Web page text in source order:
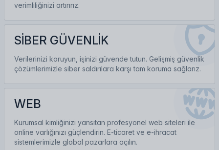
verimliliğinizi artırırız.
SİBER GÜVENLİK
Verilerinizi koruyun, işinizi güvende tutun. Gelişmiş güvenlik
çözümlerimizle siber saldırılara karşı tam koruma sağlarız.
WEB
Kurumsal kimliğinizi yansıtan profesyonel web siteleri ile
online varlığınızı güçlendirin. E-ticaret ve e-ihracat
sistemlerimizle global pazarlara açılın.